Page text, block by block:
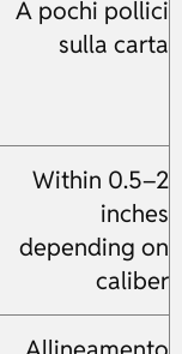
A pochi pollici
sulla carta
Within 0.5–2
inches
depending on
caliber